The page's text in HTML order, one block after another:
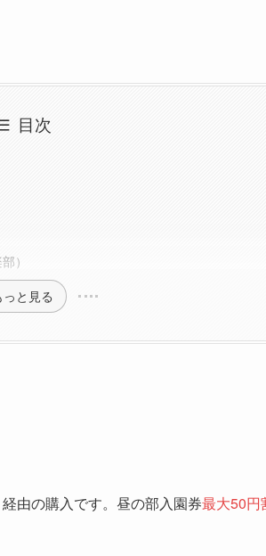
目次
）
っと見る
由の購入です。昼の部入園券最大50円